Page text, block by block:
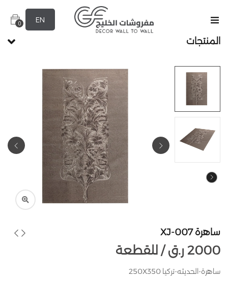
EN
0
المنتجات
ساهرة 007-XJ
للقطعة / 2000 ر.ق
ساهرة-الحديثه-تركيا 250X350